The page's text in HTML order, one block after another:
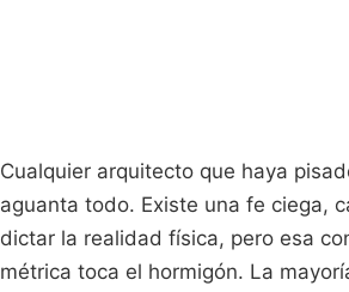
Cualquier arquitecto que haya
aguanta todo. Existe una fe ciega,
dictar la realidad física, pero esa
métrica toca el hormigón. La